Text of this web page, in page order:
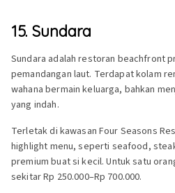
15. Sundara
Sundara adalah restoran beachfront
pemandangan laut. Terdapat kolam
wahana bermain keluarga, bahkan
yang indah.
Terletak di kawasan Four Seasons
highlight menu, seperti seafood,
premium buat si kecil. Untuk satu
sekitar Rp 250.000–Rp 700.000.